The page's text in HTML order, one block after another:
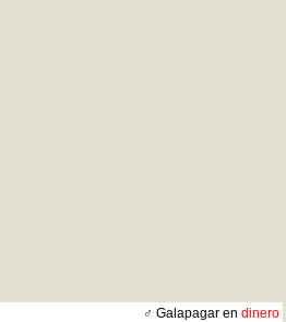
♂ Galapagar en dinero